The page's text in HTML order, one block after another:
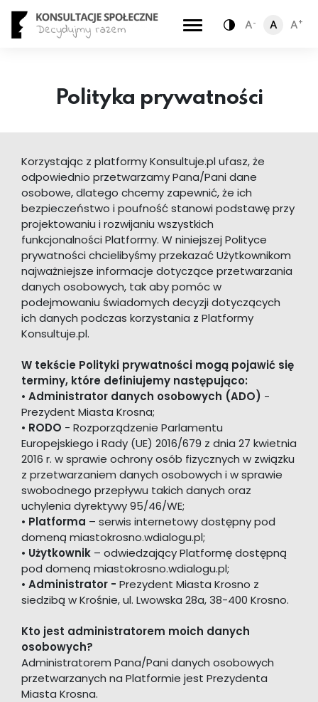
A - A A +
Polityka prywatności
Korzystając z platformy Konsultuje.pl ufasz, że
odpowiednio przetwarzamy Pana/Pani dane
osobowe, dlatego chcemy zapewnić, że ich
bezpieczeństwo i poufność stanowi podstawę przy
projektowaniu i rozwijaniu wszystkich
funkcjonalności Platformy. W niniejszej Polityce
prywatności chcielibyśmy przekazać Użytkownikom
najważniejsze informacje dotyczące przetwarzania
danych osobowych, tak aby pomóc w
podejmowaniu świadomych decyzji dotyczących
ich danych podczas korzystania z Platformy
Konsultuje.pl.
W tekście Polityki prywatności mogą pojawić się
terminy, które definiujemy następująco:
• Administrator danych osobowych (ADO) -
Prezydent Miasta Krosna;
• RODO - Rozporządzenie Parlamentu
Europejskiego i Rady (UE) 2016/679 z dnia 27 kwietnia
2016 r. w sprawie ochrony osób fizycznych w związku
z przetwarzaniem danych osobowych i w sprawie
swobodnego przepływu takich danych oraz
uchylenia dyrektywy 95/46/WE;
• Platforma – serwis internetowy dostępny pod
domeną miastokrosno.wdialogu.pl;
• Użytkownik – odwiedzający Platformę dostępną
pod domeną miastokrosno.wdialogu.pl;
• Administrator - Prezydent Miasta Krosno z
siedzibą w Krośnie, ul. Lwowska 28a, 38-400 Krosno.
Kto jest administratorem moich danych
osobowych?
Administratorem Pana/Pani danych osobowych
przetwarzanych na Platformie jest Prezydenta
Miasta Krosna.